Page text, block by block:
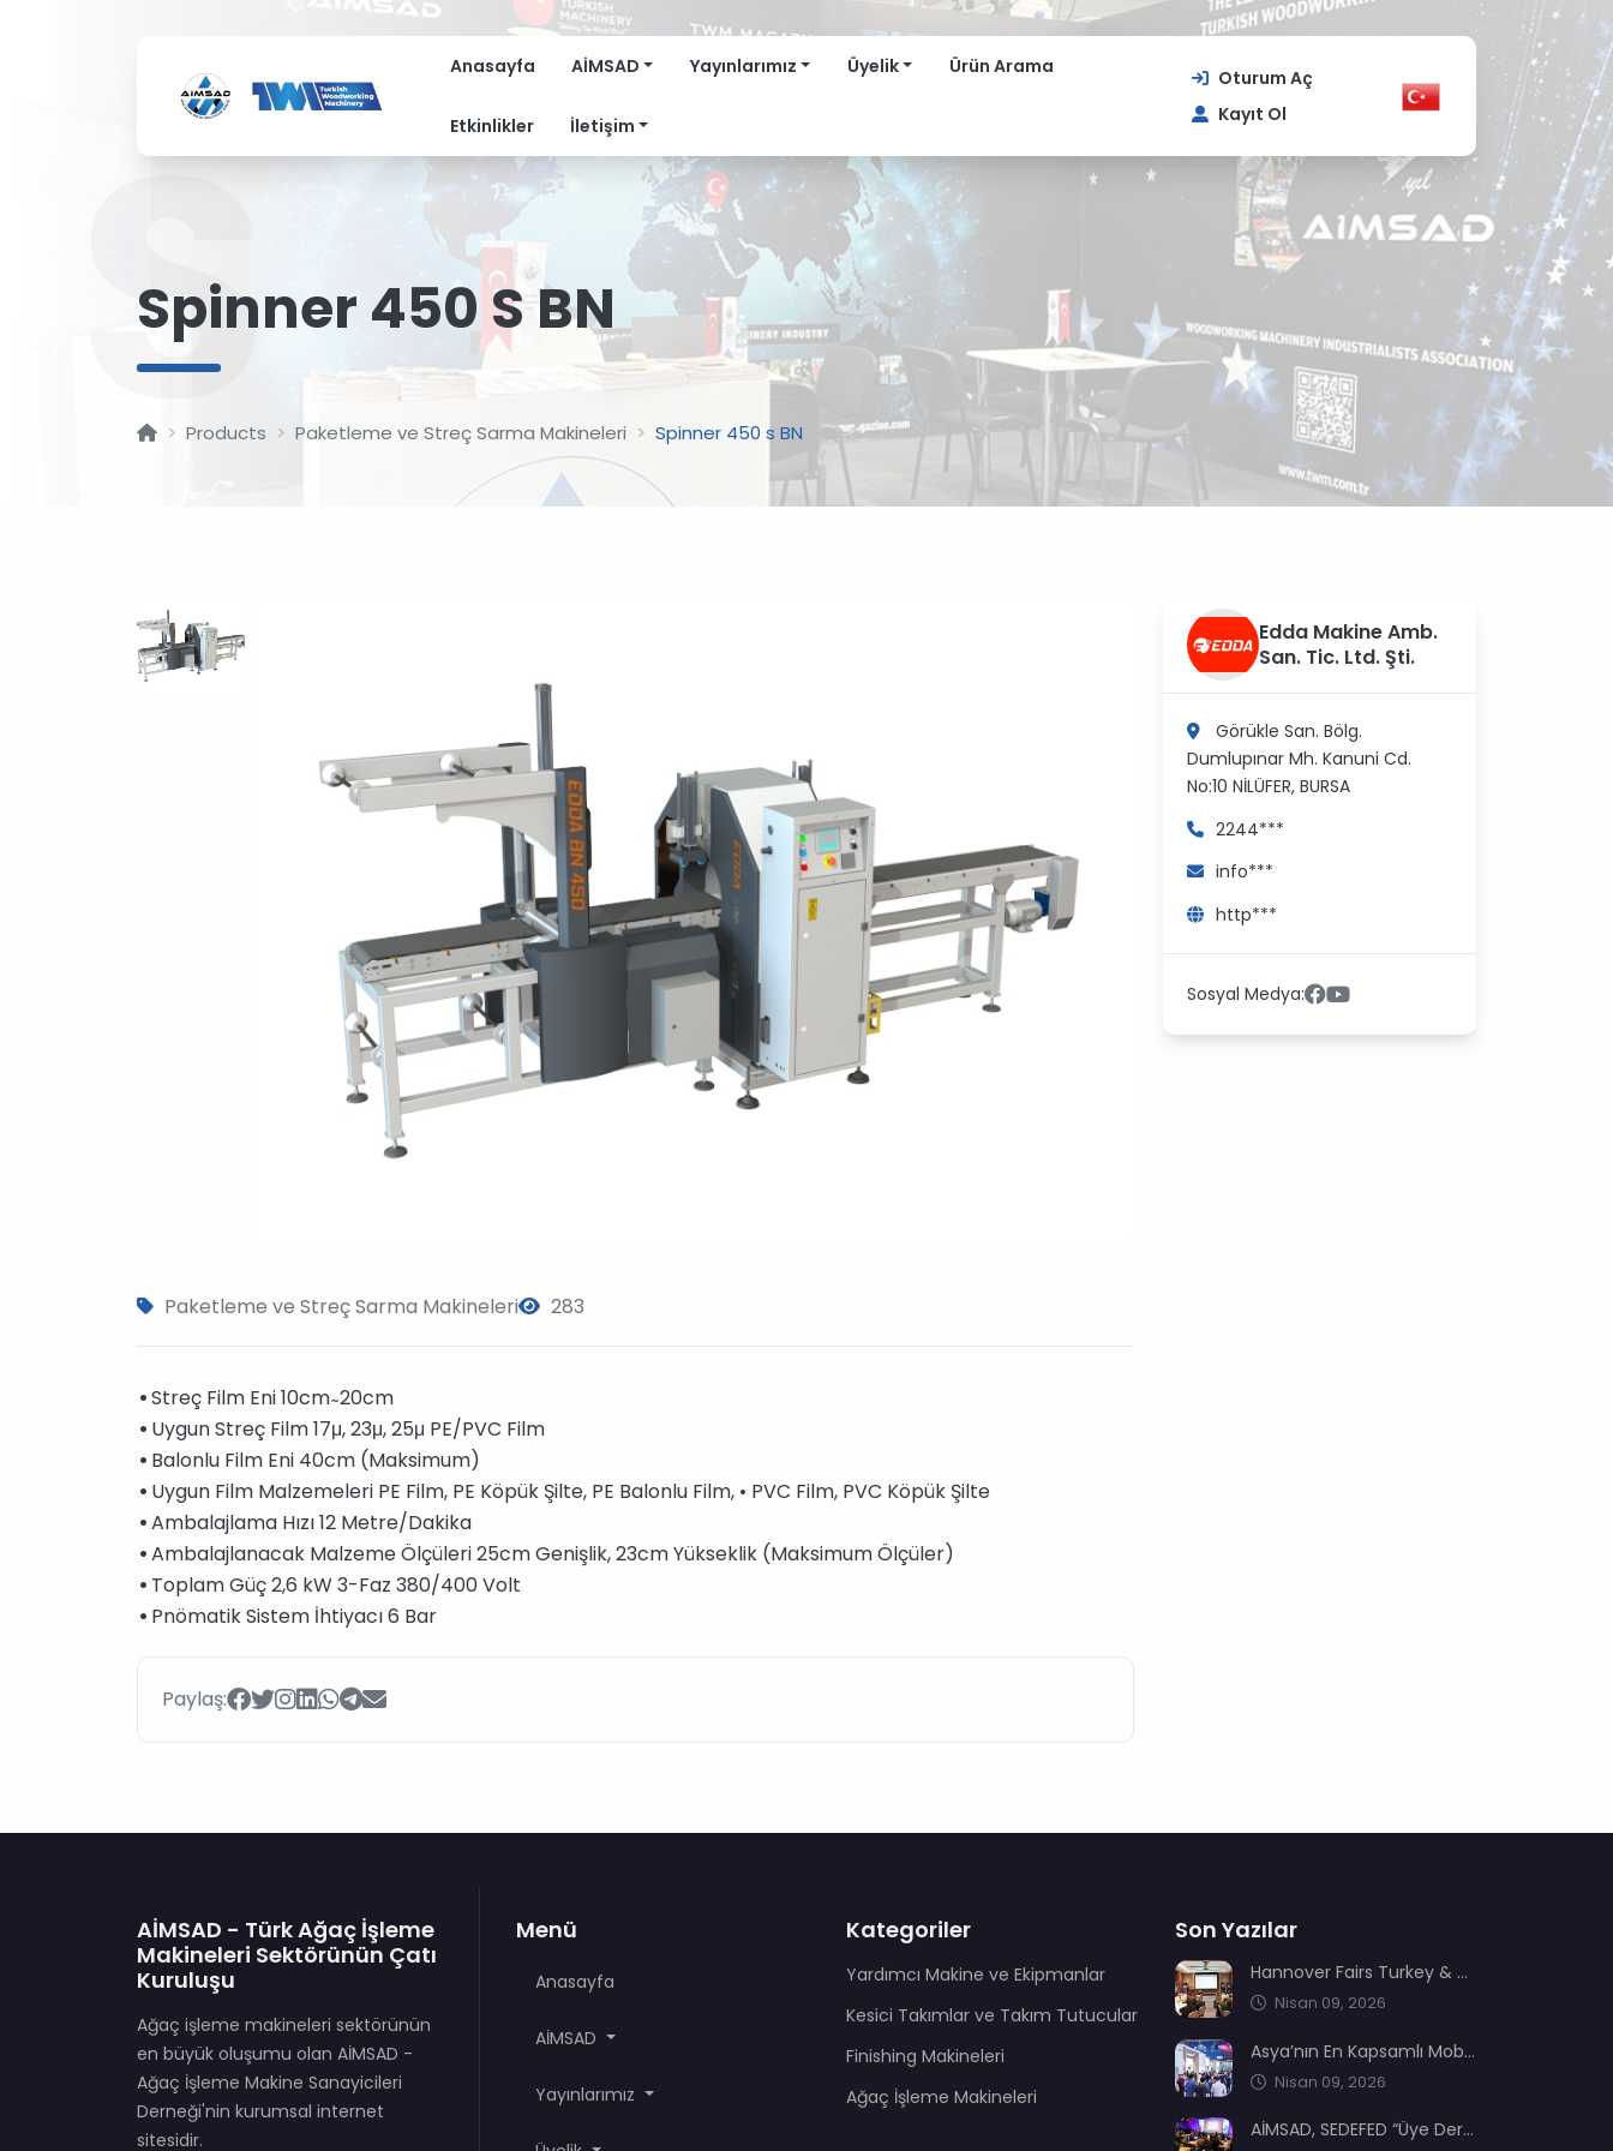
Anasayfa AİMSAD Yayınlarımız Üyelik Ürün Arama
Etkinlikler İletişim
Oturum Aç
Kayıt Ol
S
Spinner 450 S BN
Products Paketleme ve Streç Sarma Makineleri Spinner 450 s BN
Paketleme ve Streç Sarma Makineleri 283
•Streç Film Eni 10cm ̴ 20cm
• Uygun Streç Film 17μ, 23μ, 25μ PE/PVC Film
• Balonlu Film Eni 40cm (Maksimum)
• Uygun Film Malzemeleri PE Film, PE Köpük Şilte, PE Balonlu Film, • PVC Film, PVC Köpük Şilte
•Ambalajlama Hızı 12 Metre/Dakika
•Ambalajlanacak Malzeme Ölçüleri 25cm Genişlik, 23cm Yükseklik (Maksimum Ölçüler)
• Toplam Güç 2,6 kW 3-Faz 380/400 Volt
• Pnömatik Sistem İhtiyacı 6 Bar
Paylaş:
Edda Makine Amb.
San. Tic. Ltd. Şti.
Görükle San. Bölg.
Dumlupınar Mh. Kanuni Cd.
No:10 NİLÜFER, BURSA
2244***
info***
http***
Sosyal Medya:
AİMSAD - Türk Ağaç İşleme
Makineleri Sektörünün Çatı
Kuruluşu
Ağaç işleme makineleri sektörünün
en büyük oluşumu olan AİMSAD -
Ağaç İşleme Makine Sanayicileri
Derneği'nin kurumsal internet
sitesidir.
Menü
Anasayfa
AİMSAD
Yayınlarımız
Kategoriler
Yardımcı Makine ve Ekipmanlar
Kesici Takımlar ve Takım Tutucular
Finishing Makineleri
Ağaç İşleme Makineleri
Son Yazılar
Hannover Fairs Turkey & MENA sektör dernekleriyle bir araya geldi
Nisan 09, 2026
Asya’nın En Kapsamlı Mobilya Üretimi ve Ağaç İşleme Fuarı: CIFM / Interzum Guangzhou
Nisan 09, 2026
AİMSAD, SEDEFED “Üye Dernekler Etki ve Değer Buluşması’nda” yerini aldı